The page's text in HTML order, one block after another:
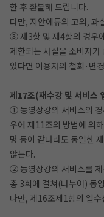
한 후 환불해 드립니다.
다만, 지안에듀의 고의, 과
③ 제3항 및 제4항의 경우
제한되는 사실을 소비자가
았다면 이용자의 철회·변
제17조(재수강 및 서비스
① 동영상강의 서비스의 경
우에 제11조의 방법에 의
명 등이 같더라도 동일한
않는다.
② 동영상강의 서비스를
총 3회에 걸쳐(나누어) 동
다만, 제16조제1항의 일